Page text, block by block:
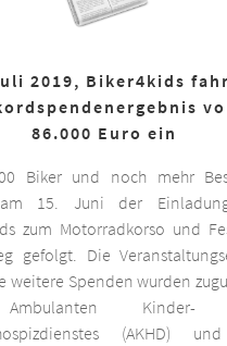
2019, Biker4kids
86.000 Euro ein
Biker und noch mehr
15. Juni der
zum Motorradkorso und
gefolgt. Die
weitere Spenden wurden
Kinder-
(AKHD)